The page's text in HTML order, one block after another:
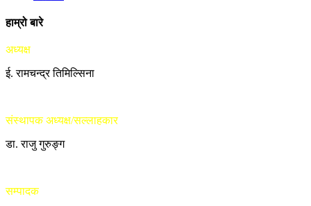
हाम्रो बारे
अध्यक्ष
ई. रामचन्द्र तिमिल्सिना
संस्थापक अध्यक्ष/सल्लाहकार
डा. राजु गुरुङ्ग
सम्पादक